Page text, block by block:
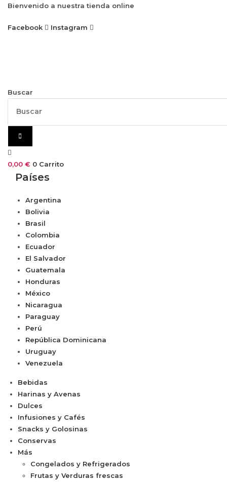
contenido
Bienvenido a nuestra tienda online
Facebook Instagram
Buscar
0,00 € 0 Carrito
Países
Argentina
Bolivia
Brasil
Colombia
Ecuador
El Salvador
Guatemala
Honduras
México
Nicaragua
Paraguay
Perú
República Dominicana
Uruguay
Venezuela
Bebidas
Harinas y Avenas
Dulces
Infusiones y Cafés
Snacks y Golosinas
Conservas
Más
Congelados y Refrigerados
Frutas y Verduras frescas